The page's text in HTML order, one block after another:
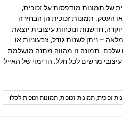
של תמונות מודפסות על זכוכית,
העסק. תמונות זכוכית הן הבחירה
חדשנות ונוכחות עיצובית יוצאת
– ניתן לשנות גודל, צבעוניות או
שלכם. תמונה זו מהווה מתנה מושלמת
מרשים לכל חלל. הדימוי של האייל
זכוכית,תמונות זכוכית,תמונות זכוכית לסלון